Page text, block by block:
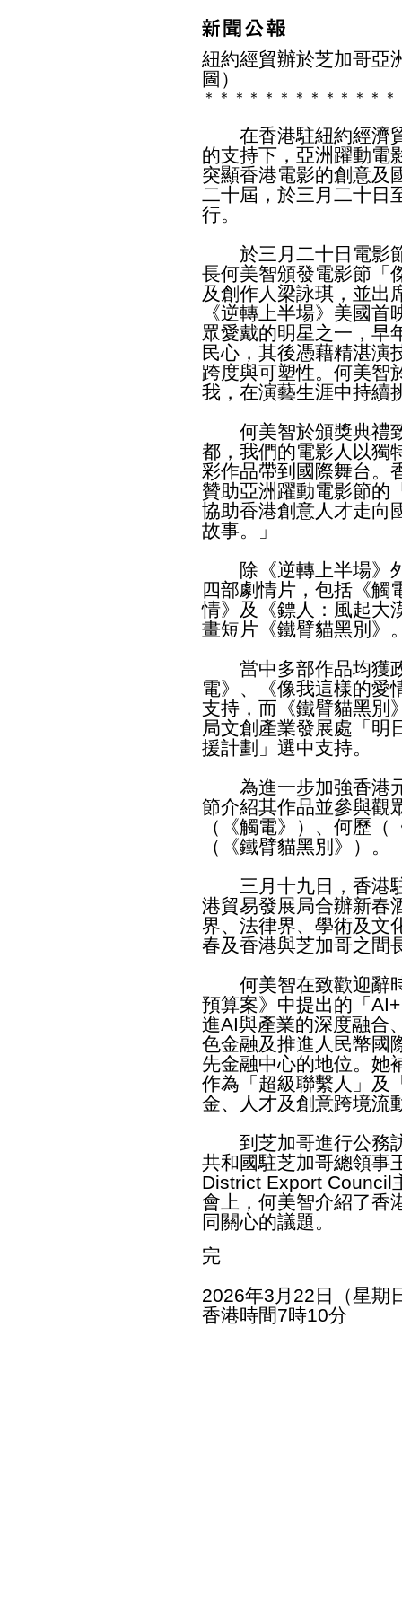
紐約經貿辦於芝加哥亞
圖）
＊ ＊ ＊ ＊ ＊ ＊ ＊ ＊ ＊ ＊ ＊ ＊ ＊
在香港駐紐約經濟貿
的支持下，亞洲躍動電
突顯香港電影的創意及
二十屆，於三月二十日
行。
於三月二十日電影節
長何美智頒發電影節「
及創作人梁詠琪，並出
《逆轉上半場》美國
眾愛戴的明星之一，早
民心，其後憑藉精湛演
跨度與可塑性。何美智
我，在演藝生涯中持續
何美智於頒獎典禮致
都，我們的電影人以獨
彩作品帶到國際舞台。
贊助亞洲躍動電影節的
協助香港創意人才走向
故事。」
除《逆轉上半場》外
四部劇情片，包括《觸
情》及《鏢人：風起大
畫短片《鐵臂貓黑別》
當中多部作品均獲政
電》、《像我這樣的愛
支持，而《鐵臂貓黑別
局文創產業發展處「
援計劃」選中支持。
為進一步加強香港元
節介紹其作品並參與觀
（《觸電》）、何歷
（《鐵臂貓黑別》）。
三月十九日，香港駐
港貿易發展局合辦新春
界、法律界、學術及文
春及香港與芝加哥之間
何美智在致歡迎辭時
預算案》中提出的「
進AI與產業的深度融合
色金融及推進人民幣國
先金融中心的地位。她
作為「超級聯繫人」及
金、人才及創意跨境流
到芝加哥進行公務訪
共和國駐芝加哥總領事
District Export Council
會上，何美智介紹了香
同關心的議題。
完
2026年3月22日（星期
香港時間7時10分